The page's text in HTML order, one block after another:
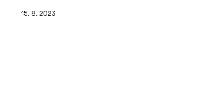
15. 8. 2023